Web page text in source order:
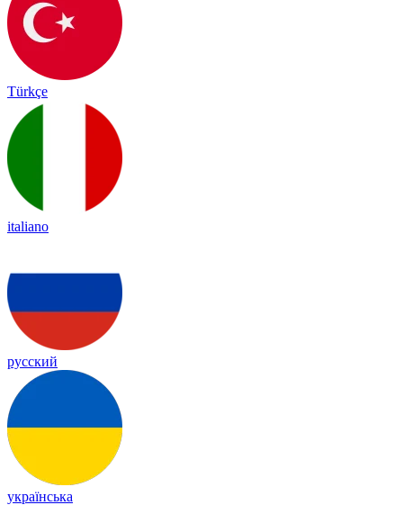
Türkçe
italiano
русский
українська